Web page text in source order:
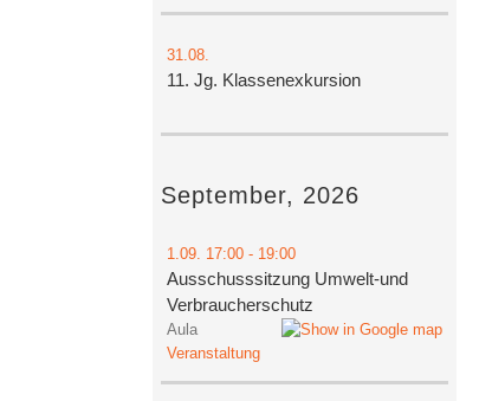
31.08.
11. Jg. Klassenexkursion
September, 2026
1.09. 17:00- 19:00
Ausschusssitzung Umwelt-und
Verbraucherschutz
Aula
Veranstaltung